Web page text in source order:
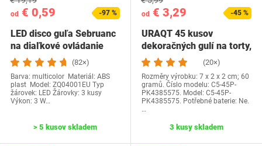
od € 0,59 -97 %
LED disco guľa Sebruanc
na diaľkové ovládanie
(82×)
Barva: multicolor Materiál: ABS
plast Model: ‎ZQ04001EU Typ
žárovek: LED Žárovky: 3 kusy
Výkon: 3 W…
> 5 kusov skladem
od € 3,29 -45 %
URAQT 45 kusov
dekoračných gulí na torty,
ozdoby na torty,…
(20×)
Rozměry výrobku: 7 x 2 x 2 cm; 60
gramů. Číslo modelu: C5-45P-
PK4385575. Model: C5-45P-
PK4385575. Potřebné baterie: Ne.
…
3 kusy skladem